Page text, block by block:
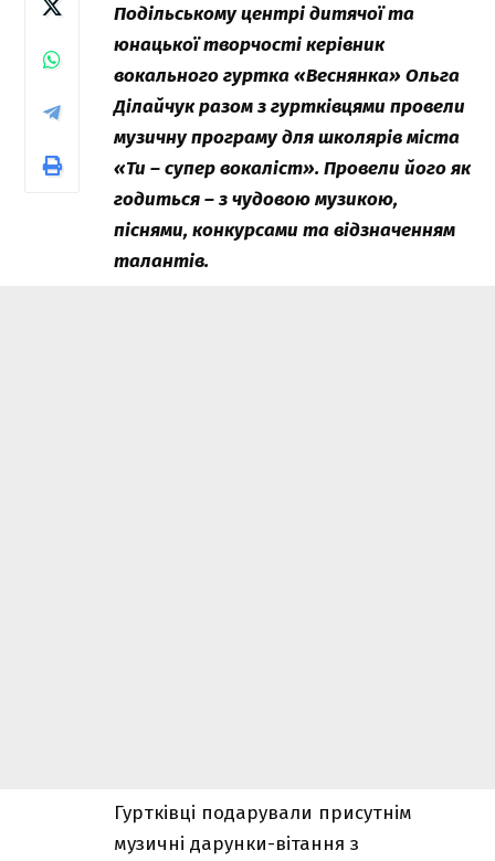
Подільському центрі дитячої та
юнацької творчості керівник
вокального гуртка «Веснянка» Ольга
Ділайчук разом з гуртківцями провели
музичну програму для школярів міста
«Ти – супер вокаліст». Провели його як
годиться – з чудовою музикою,
піснями, конкурсами та відзначенням
талантів.
Гуртківці подарували присутнім
музичні дарунки-вітання з